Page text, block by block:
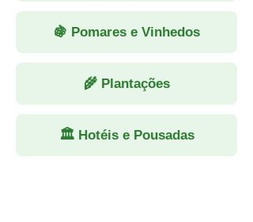
🍇 Pomares e Vinhedos
🌾 Plantações
🏛 Hotéis e Pousadas